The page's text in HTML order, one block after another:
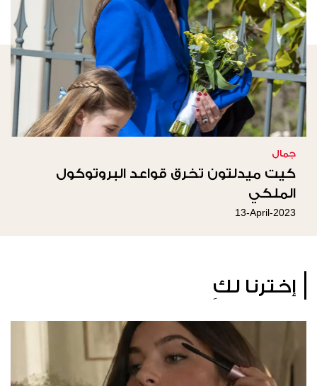
جمال
كيت ميدلتون تخرق قواعد البروتوكول
الملكي
13-April-2023
إخترنا لكِ